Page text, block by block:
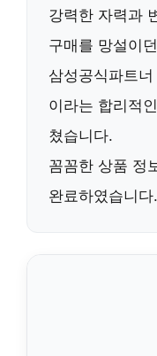
강력한 자력과
구매를 망설이
삼성공식파트
이라는 합리적
쳤습니다.
꼼꼼한 상품 정
완료하였습니다.